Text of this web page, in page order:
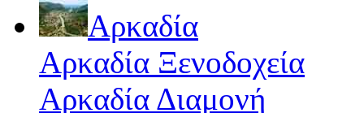
Αρκαδία
Αρκαδία Ξενοδοχεία
Αρκαδία Διαμονή